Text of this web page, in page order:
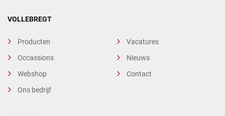
VOLLEBREGT
Producten
Occassions
Webshop
Ons bedrijf
Vacatures
Nieuws
Contact